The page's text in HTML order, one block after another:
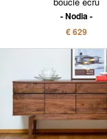
Nodia
€ 629